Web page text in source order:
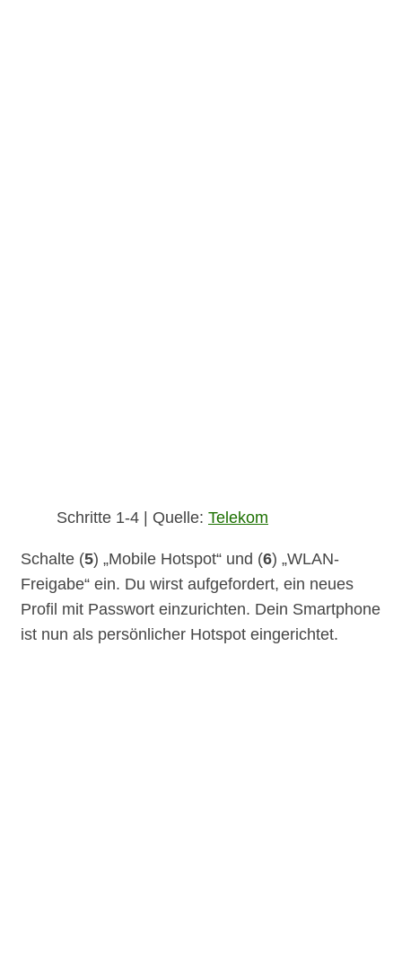
Schritte 1-4 | Quelle: Telekom
Schalte (5) „Mobile Hotspot“ und (6) „WLAN-
Freigabe“ ein. Du wirst aufgefordert, ein neues
Profil mit Passwort einzurichten. Dein Smartphone
ist nun als persönlicher Hotspot eingerichtet.